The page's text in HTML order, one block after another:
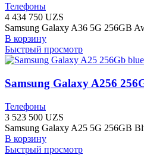
Телефоны
4 434 750 UZS
Samsung Galaxy A36 5G 256GB
В корзину
Быстрый просмотр
Samsung Galaxy A256
Телефоны
3 523 500 UZS
Samsung Galaxy A25 5G 256GB
В корзину
Быстрый просмотр